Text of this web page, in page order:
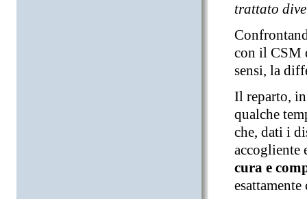
trattato
con il CSM
sensi, la
Il reparto,
qualche
che, dati i
accogliente
cura e